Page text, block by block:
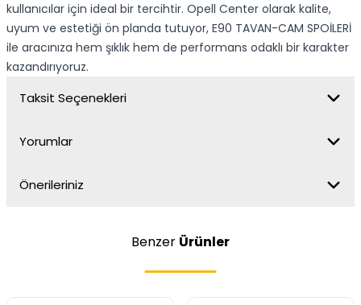
kullanıcılar için ideal bir tercihtir. Opell Center olarak kalite,
uyum ve estetiği ön planda tutuyor, E90 TAVAN-CAM SPOİLERİ
ile aracınıza hem şıklık hem de performans odaklı bir karakter
kazandırıyoruz.
Taksit Seçenekleri
Yorumlar
Önerileriniz
Benzer Ürünler